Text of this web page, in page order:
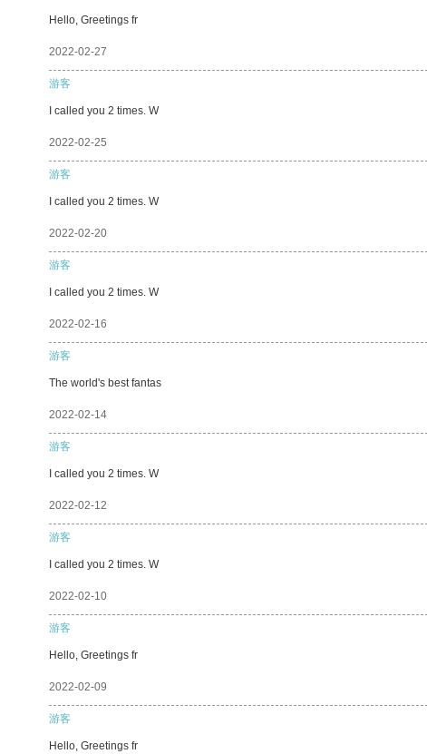
Hello, Greetings fr
2022-02-27
游客
I called you 2 times. W
2022-02-25
游客
I called you 2 times. W
2022-02-20
游客
I called you 2 times. W
2022-02-16
游客
The world's best fantas
2022-02-14
游客
I called you 2 times. W
2022-02-12
游客
I called you 2 times. W
2022-02-10
游客
Hello, Greetings fr
2022-02-09
游客
Hello, Greetings fr